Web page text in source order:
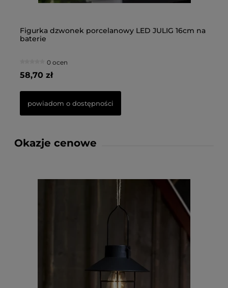
Figurka dzwonek porcelanowy LED JULIG 16cm na
baterie
0 ocen
58,70 zł
powiadom o dostępności
Okazje cenowe